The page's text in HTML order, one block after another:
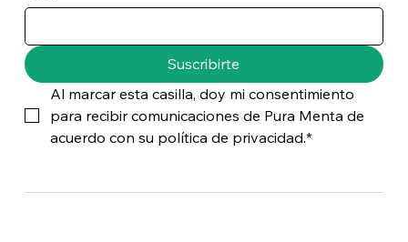
Suscribirte
Al marcar esta casilla, doy mi consentimiento
para recibir comunicaciones de Pura Menta de
acuerdo con su política de privacidad.*